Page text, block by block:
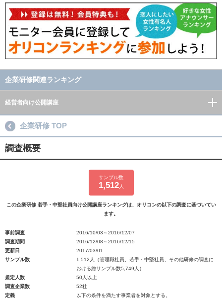
企業研修関連ランキング
経営者向け公開講座
企業研修 TOP
調査概要
サンプル数
1,512人
この企業研修 若手・中堅社員向け公開講座ランキングは、オリコンの以下の調査に基づいてい
ます。
事前調査
2016/10/03～2016/12/07
調査期間
2016/12/08～2016/12/15
更新日
2017/03/01
サンプル数
1,512人（管理職社員、若手・中堅社員、その他研修の調査に
おける総サンプル数5,749人）
規定人数
50人以上
調査企業数
52社
定義
以下の条件を満たす事業者を対象とする。